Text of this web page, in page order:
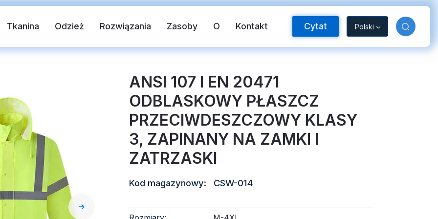
Tkanina Odzież Rozwiązania Zasoby O Kontakt Cytat Polski
Kamizelka bezpieczeństwa Taśma odblaskowa FR
Odblaskowy winyl termotransferowy
ANSI 107 I EN 20471
ODBLASKOWY PŁASZCZ
PRZECIWDESZCZOWY KLASY
3, ZAPINANY NA ZAMKI I
ZATRZASKI
Kod magazynowy: CSW-014